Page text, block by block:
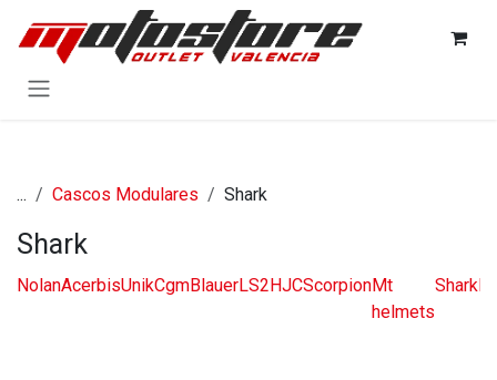
... Cascos Modulares Shark
Shark
NolanAcerbisUnikCgmBlauerLS2HJCScorpionMt
helmets
Shark